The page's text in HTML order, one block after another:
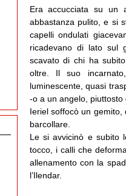
Era accucciata su un
abbastanza pulito, e si
capelli ondulati
ricadevano di lato sul
scavato di chi ha
oltre. Il suo
luminescente, quasi
-o a un angelo,
Ieriel soffocò un
barcollare.
Le si avvicinò e subito
tocco, i calli che
allenamento con la
l’Ilendar.